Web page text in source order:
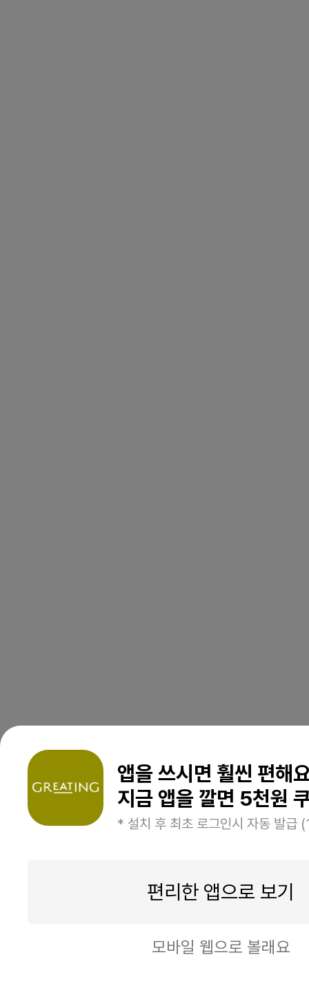
앱을 쓰시면 훨씬 편해
지금 앱을 깔면 5천원
* 설치 후 최초 로그인시 자동 발급
편리한 앱으로 보기
모바일 웹으로 볼래요